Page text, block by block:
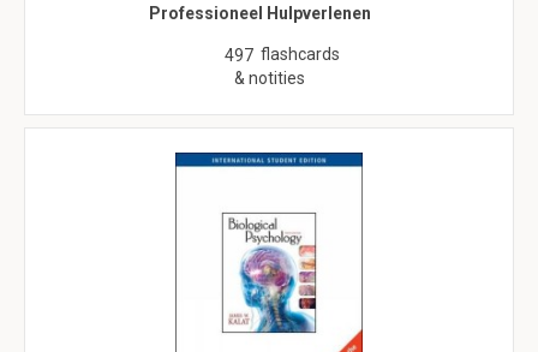
Professioneel Hulpverlenen
497 flashcards
& notities